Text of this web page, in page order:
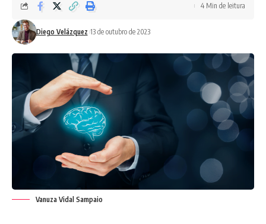
Diego Velázquez 13 de outubro de 2023
4 Min de leitura
Vanuza Vidal Sampaio